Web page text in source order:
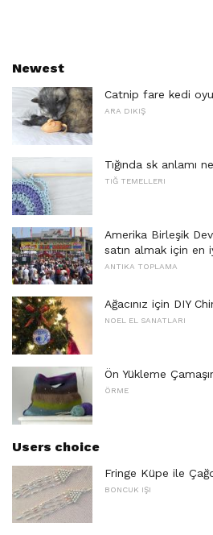
Newest
Catnip fare kedi
ARA DIKIŞ
Tığında sk anlamı
TIĞ TEMELLERI
Amerika Birleşik
satın almak için en
ANTIKA TOPLAMA
Ağacınız için DIY
NOEL EL SANATLARI
Ön Yükleme
ÖRME
Users choice
Fringe Küpe ile
BONCUK IŞI